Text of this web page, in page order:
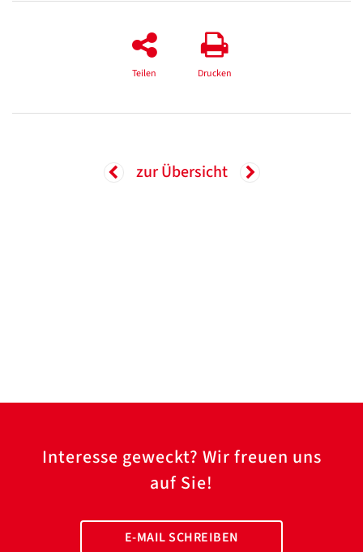
Teilen Drucken
zur Übersicht
Interesse geweckt? Wir freuen uns
auf Sie!
E-MAIL SCHREIBEN